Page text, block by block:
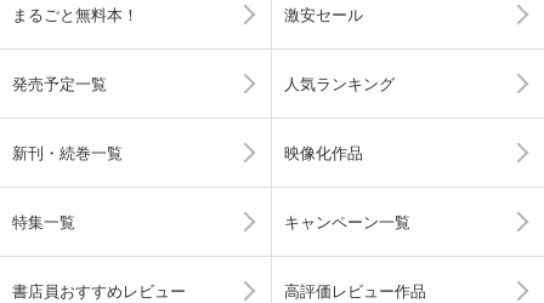
まるごと無料本！ 激安セール
発売予定一覧 人気ランキング
新刊・続巻一覧 映像化作品
特集一覧 キャンペーン一覧
書店員おすすめレビュー 高評価レビュー作品